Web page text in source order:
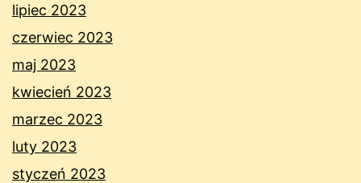
lipiec 2023
czerwiec 2023
maj 2023
kwiecień 2023
marzec 2023
luty 2023
styczeń 2023